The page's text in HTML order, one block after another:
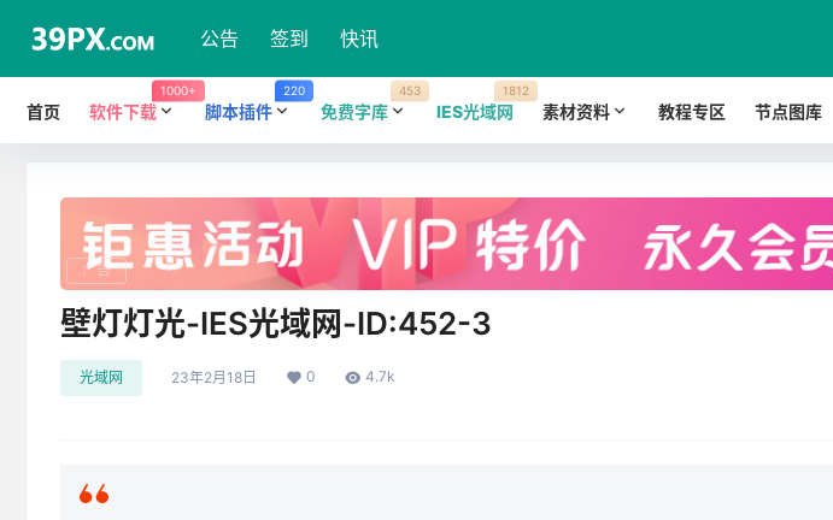
公告 签到 快讯
首页 软件下载
1000+
脚本插件
220
免费字库
453
IES光域网
1812
素材资料 教程专区 节点图库
广告
壁灯灯光-IES光域网-ID:452-3
光域网 23年2月18日 0 4.7k